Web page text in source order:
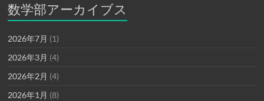
数学部アーカイブス
2026年7月 (1)
2026年3月 (4)
2026年2月 (4)
2026年1月 (8)